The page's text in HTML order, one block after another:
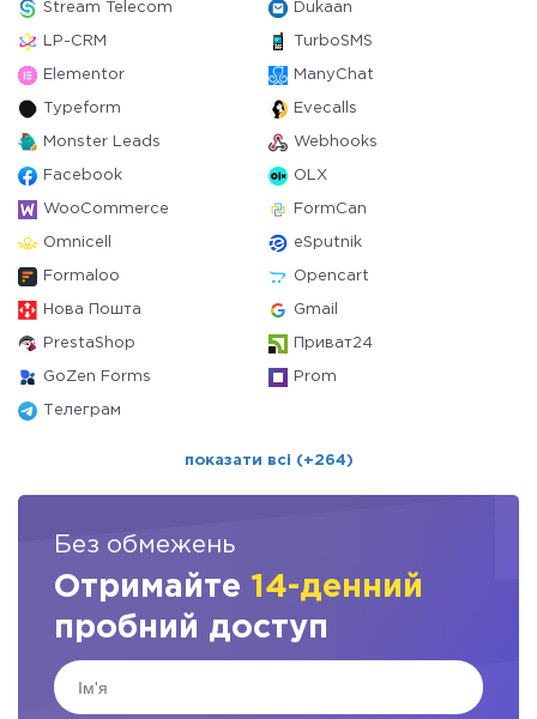
Stream Telecom Dukaan
LP-CRM TurboSMS
Elementor ManyChat
Typeform Evecalls
Monster Leads Webhooks
Facebook OLX
WooCommerce FormCan
Omnicell eSputnik
Formaloo Opencart
Нова Пошта Gmail
PrestaShop Приват24
GoZen Forms Prom
Телеграм
показати всі (+264)
Без обмежень
Отримайте 14-денний
пробний доступ